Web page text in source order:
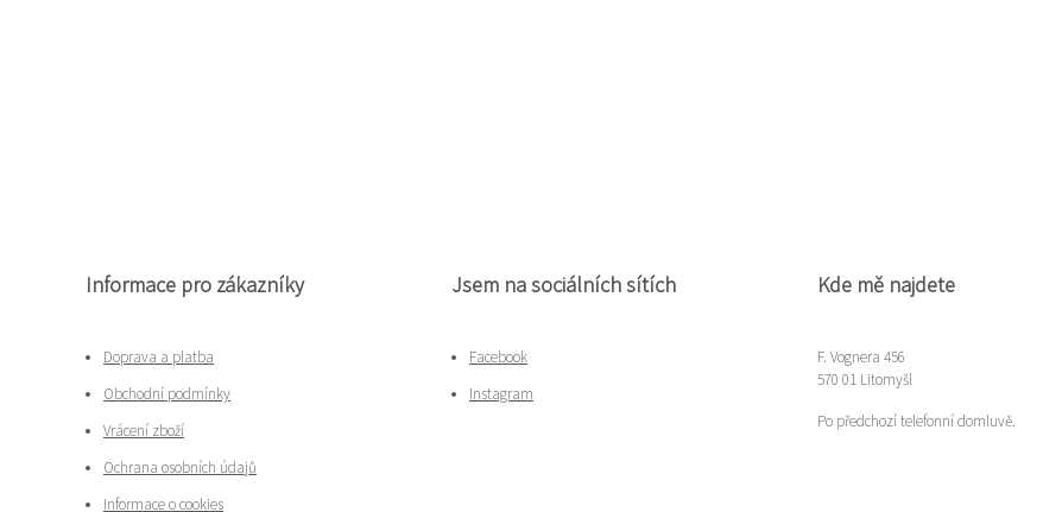
Informace pro zákazníky
Doprava a platba
Obchodní podmínky
Vrácení zboží
Ochrana osobních údajů
Informace o cookies
Jsem na sociálních sítích
Facebook
Instagram
Kde mě najdete
F. Vognera 456
570 01 Litomyšl
Po předchozí telefonní domluvě.